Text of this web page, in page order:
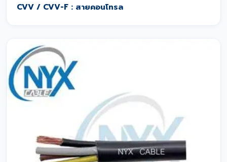
CVV / CVV-F : สายคอนโทรล